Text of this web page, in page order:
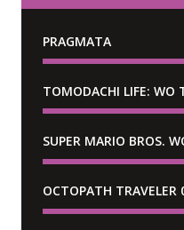
PRAGMATA
TOMODACHI LIFE: WO
OCTOPATH TRAVELER